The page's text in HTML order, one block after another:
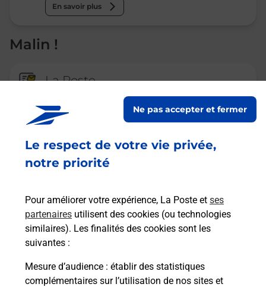
Le respect de votre vie privée,
notre priorité
Pour améliorer votre expérience, La Poste et ses
partenaires utilisent des cookies (ou technologies
similaires). Les finalités des cookies sont les
suivantes :
Mesure d’audience : établir des statistiques
complémentaires sur l’utilisation de nos sites et
Ne pas accepter et fermer
En savoir plus
Malin !
La Poste
En savoir plus
Recherchez un autre point de contact